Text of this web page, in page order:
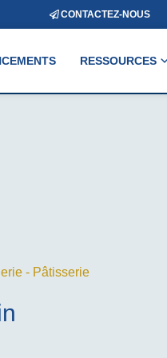
CONTACTEZ-NOUS
RESSOURCES
- Pâtisserie